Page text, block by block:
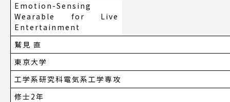
Emotion-Sensing
Wearable for Live
Entertainment
鷲見 直
東京大学
工学系研究科電気系工学専攻
修士2年